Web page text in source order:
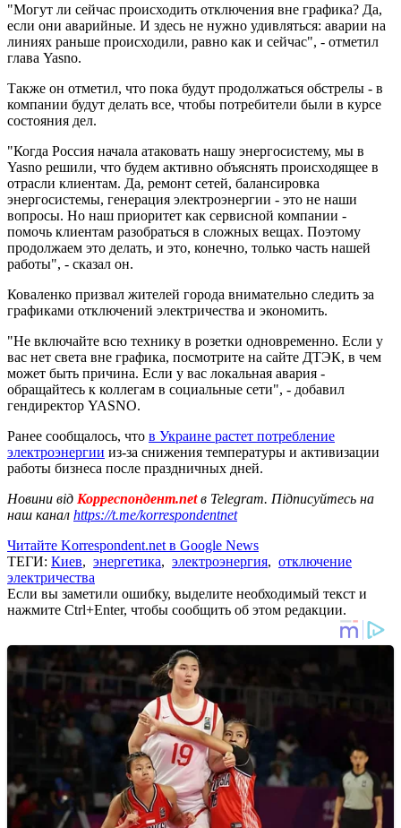
"Могут ли сейчас происходить отключения вне графика? Да,
если они аварийные. И здесь не нужно удивляться: аварии на
линиях раньше происходили, равно как и сейчас", - отметил
глава Yasno.
Также он отметил, что пока будут продолжаться обстрелы - в
компании будут делать все, чтобы потребители были в курсе
состояния дел.
"Когда Россия начала атаковать нашу энергосистему, мы в
Yasno решили, что будем активно объяснять происходящее в
отрасли клиентам. Да, ремонт сетей, балансировка
энергосистемы, генерация электроэнергии - это не наши
вопросы. Но наш приоритет как сервисной компании -
помочь клиентам разобраться в сложных вещах. Поэтому
продолжаем это делать, и это, конечно, только часть нашей
работы", - сказал он.
Коваленко призвал жителей города внимательно следить за
графиками отключений электричества и экономить.
"Не включайте всю технику в розетки одновременно. Если у
вас нет света вне графика, посмотрите на сайте ДТЭК, в чем
может быть причина. Если у вас локальная авария -
обращайтесь к коллегам в социальные сети", - добавил
гендиректор YASNO.
Ранее сообщалось, что в Украине растет потребление
электроэнергии из-за снижения температуры и активизации
работы бизнеса после праздничных дней.
Новини від Корреспондент.netв Telegram. Підписуйтесь на
наш канал https://t.me/korrespondentnet
Читайте Korrespondent.net в Google News
ТЕГИ: Киев, энергетика, электроэнергия, отключение
электричества
Если вы заметили ошибку, выделите необходимый текст и
нажмите Ctrl+Enter, чтобы сообщить об этом редакции.